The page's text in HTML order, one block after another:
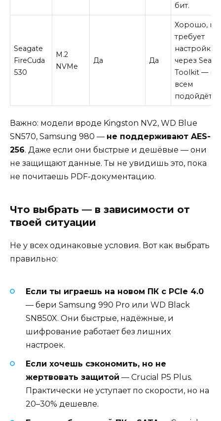
бит.
Seagate
FireCuda
530
M.2
NVMe
Да Да
Хорошо, но
требует
настройки
через
Toolkit — не
всем
подойдёт.
Важно: модели вроде Kingston NV2, WD Blue
SN570, Samsung 980 — не поддерживают AES-
256. Даже если они быстрые и дешёвые — они
не защищают данные. Ты не увидишь это, пока
не почитаешь PDF-документацию.
Что выбрать — в зависимости от
твоей ситуации
Не у всех одинаковые условия. Вот как выбрать
правильно:
Если ты играешь на новом ПК с PCIe 4.0
— бери Samsung 990 Pro или WD Black
SN850X. Они быстрые, надёжные, и
шифрование работает без лишних
настроек.
Если хочешь сэкономить, но не
жертвовать защитой — Crucial P5 Plus.
Практически не уступает по скорости, но на
20–30% дешевле.